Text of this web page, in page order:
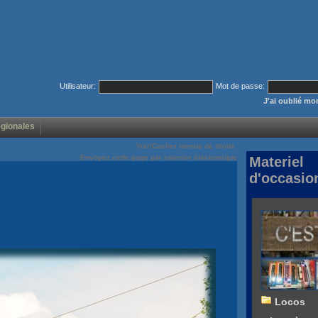
Utilisateur:
Mot de passe:
J'ai oublié
Voir/Cacher menus de droite
Envoyez cette page par courrier électronique
Materiel
Locos